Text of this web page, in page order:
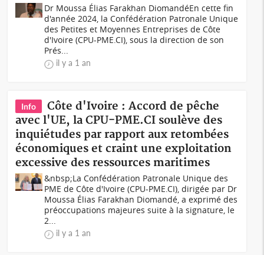
Dr Moussa Élias Farakhan DiomandéEn cette fin
d'année 2024, la Confédération Patronale Unique
des Petites et Moyennes Entreprises de Côte
d'Ivoire (CPU-PME.CI), sous la direction de son
Prés...
il y a 1 an
Info
Côte d'Ivoire : Accord de pêche
avec l'UE, la CPU-PME.CI soulève des
inquiétudes par rapport aux retombées
économiques et craint une exploitation
excessive des ressources maritimes
&nbsp;La Confédération Patronale Unique des
PME de Côte d'Ivoire (CPU-PME.CI), dirigée par Dr
Moussa Élias Farakhan Diomandé, a exprimé des
préoccupations majeures suite à la signature, le
2...
il y a 1 an